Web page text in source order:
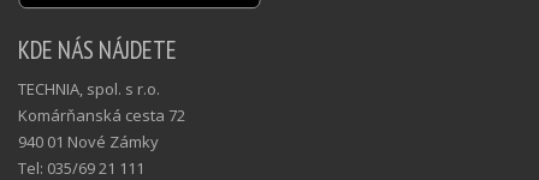
KDE NÁS NÁJDETE
TECHNIA, spol. s r.o.
Komárňanská cesta 72
940 01 Nové Zámky
Tel: 035/69 21 111